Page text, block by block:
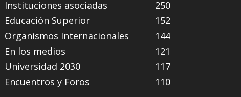
Instituciones asociadas
250
Educación Superior
152
Organismos Internacionales
144
En los medios
121
Universidad 2030
117
Encuentros y Foros
110